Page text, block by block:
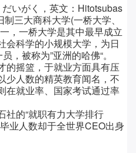
いがく，英文：Hitotsubas
三大商科大学(一桥大学、
，一桥大学是其中最早成立
会科学的小规模大学，为日
，被称为”亚洲的哈佛“。
的摇篮，于就业方面具有压
少人数的精英教育闻名，不
在就业率、国家考试通过率
社的“就职有力大学排行
业人数却于全世界CEO出身